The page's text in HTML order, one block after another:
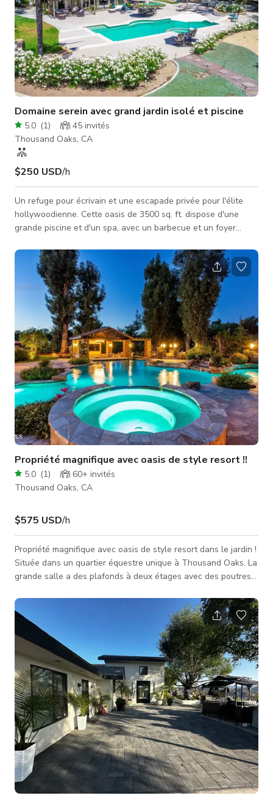
Domaine serein avec grand jardin isolé et piscine
5.0 (1) 45 invités
Thousand Oaks, CA
$250 USD/h
Un refuge pour écrivain et une escapade privée pour l'élite
hollywoodienne. Cette oasis de 3500 sq. ft. dispose d'une
grande piscine et d'un spa, avec un barbecue et un foyer
Une longue allée avec un grand parking mène à cette
magnifique maison de 4,5 chambres et 3 salles de bains. La
grande suite principale comprend une cheminée, une terrasse
et une immense salle de bains principale avec une grande
douche et une baignoire
Propriété magnifique avec oasis de style resort !!
5.0 (1) 60+ invités
Thousand Oaks, CA
$575 USD/h
Propriété magnifique avec oasis de style resort dans le jardin !
Située dans un quartier équestre unique à Thousand Oaks. La
grande salle a des plafonds à deux étages avec des poutres
serpente dans la cour, sous 2 ponts cascade, revenant au
début qui possède une étagère pebble-tec shamu et un spa
ainsi qu'une rivière paresseuse. Il y a une cuisine extérieure
couverte avec tout le nécessaire pour recevoir entourée de
magnifi